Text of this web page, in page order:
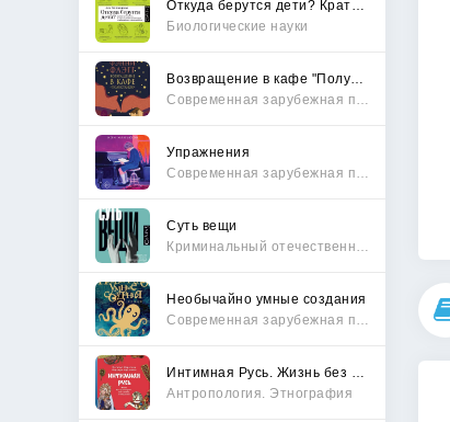
Биологические науки
Упражнения
Суть вещи
Необычайно умные создания
Антропология. Этнография